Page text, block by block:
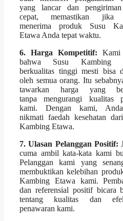
yang lancar dan
cepat, memastikan jika
menerima produk Susu
Etawa Anda tepat waktu.
6. Harga Kompetitif: Kami
bahwa Susu Kambing
berkualitas tinggi mesti bisa
oleh semua orang. Itu
tawarkan harga yang
tanpa mengurangi kualitas
kami. Dengan kami,
nikmati faedah kesehatan
Kambing Etawa.
7. Ulasan Pelanggan Positif:
cuma ambil kata-kata kami
Pelanggan kami yang
membuktikan kelebihan
Kambing Etawa kami.
dan referensial positif bicara
tentang kualitas dan
penawaran kami.